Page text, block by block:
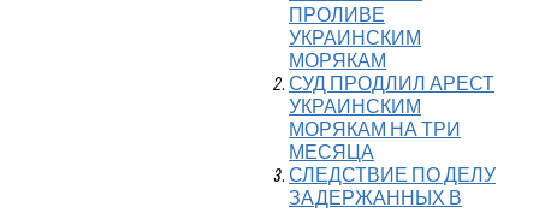
ПРОЛИВЕ
УКРАИНСКИМ
МОРЯКАМ
СУД ПРОДЛИЛ АРЕСТ
УКРАИНСКИМ
МОРЯКАМ НА ТРИ
МЕСЯЦА
СЛЕДСТВИЕ ПО ДЕЛУ
ЗАДЕРЖАННЫХ В